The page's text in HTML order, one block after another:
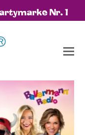
Nr. 1